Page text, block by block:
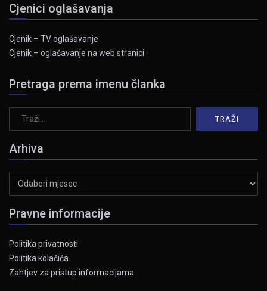
Cjenici oglašavanja
Cjenik – TV oglašavanje
Cjenik – oglašavanje na web stranici
Pretraga prema imenu članka
Arhiva
Pravne informacije
Politika privatnosti
Politika kolačića
Zahtjev za pristup informacijama